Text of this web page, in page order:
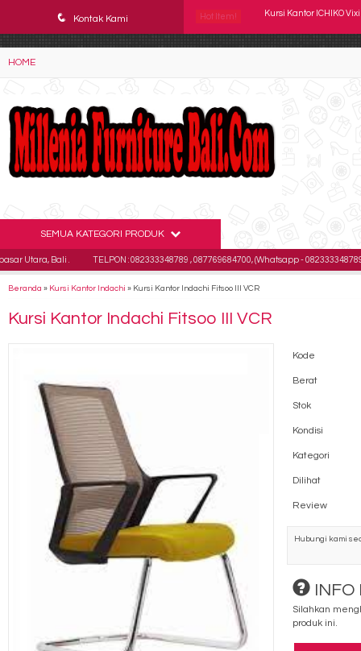
q
Kontak Kami Hot Item! Kursi Kantor Chairman
Kursi kantor Subaru
HOME
SEMUA KATEGORI PRODUK
Bali . TELPON : 082333348789 , 087769684700, (Whatsapp - 082333348789)
Beranda » Kursi Kantor Indachi » Kursi Kantor Indachi Fitsoo III VCR
Kursi Kantor Indachi Fitsoo III VCR
Kode
Berat
Stok
Kondisi
Kategori
Dilihat
Review
Hubungi kami
INFO
Silahkan
produk ini.